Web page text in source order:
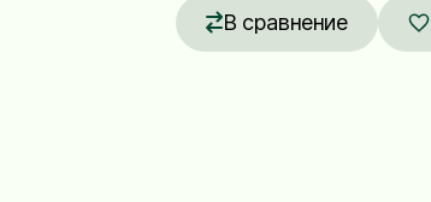
В сравнение